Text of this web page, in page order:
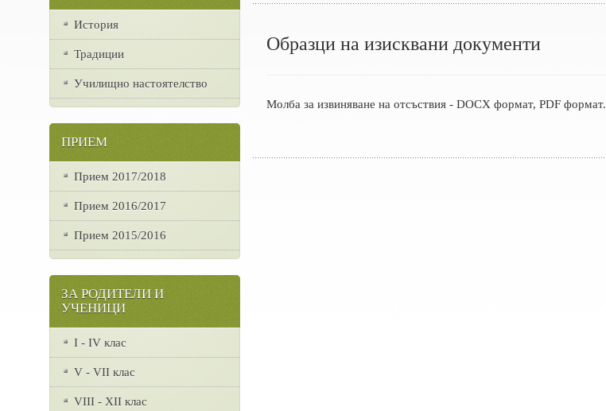
Образци на изисквани документи
Молба за извиняване на отсъствия - DOCX формат, PDF формат.
История
Традиции
Училищно настоятелство
ПРИЕМ
Прием 2017/2018
Прием 2016/2017
Прием 2015/2016
ЗА РОДИТЕЛИ И
УЧЕНИЦИ
I - IV клас
V - VII клас
VІІІ - ХІІ клас